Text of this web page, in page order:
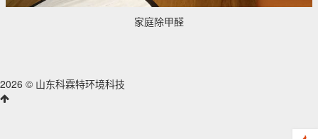
家庭除甲醛
2026 © 山东科霖特环境科技